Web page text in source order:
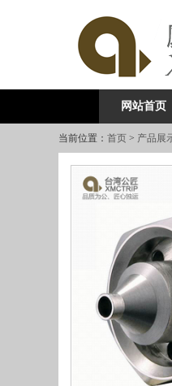
网站首页
当前位置： 首页 > 产品展